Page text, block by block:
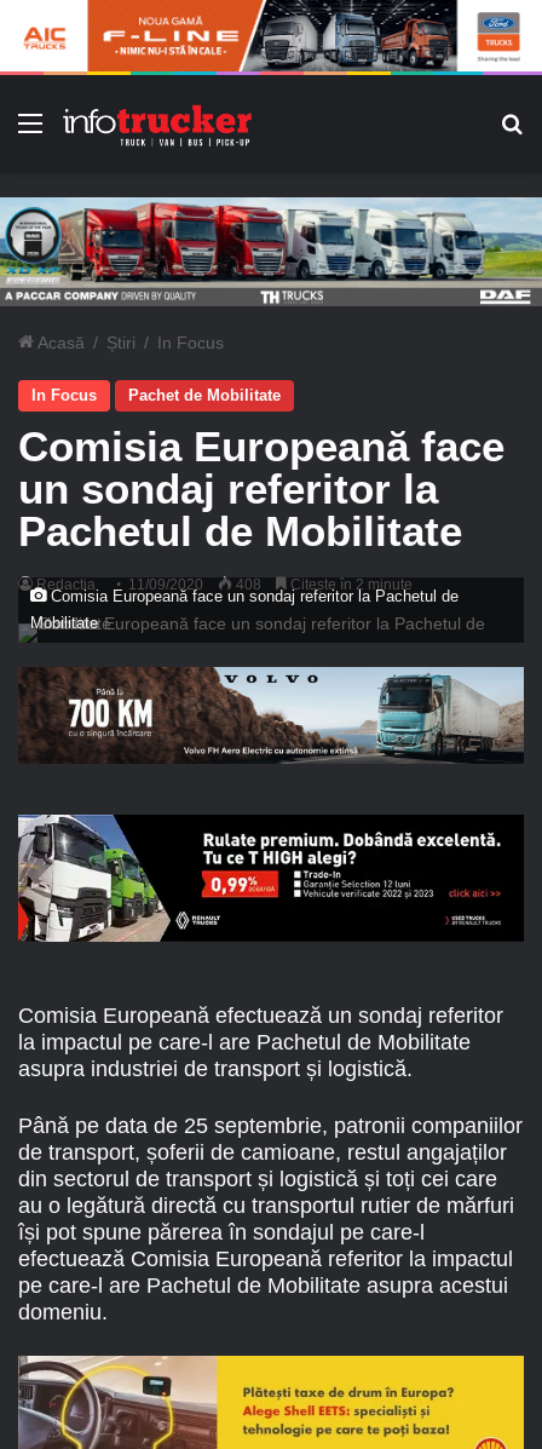
Meniu
Acasă / Știri / In Focus
In Focus Pachet de Mobilitate
Comisia Europeană face
un sondaj referitor la
Pachetul de Mobilitate
Redactia 11/09/2020 408 Citește în 2 minute
Comisia Europeană face un sondaj referitor la Pachetul de
Mobilitate
Comisia Europeană efectuează un sondaj referitor
la impactul pe care-l are Pachetul de Mobilitate
asupra industriei de transport și logistică.
Până pe data de 25 septembrie, patronii companiilor
de transport, șoferii de camioane, restul angajaților
din sectorul de transport și logistică și toți cei care
au o legătură directă cu transportul rutier de mărfuri
își pot spune părerea în sondajul pe care-l
efectuează Comisia Europeană referitor la impactul
pe care-l are Pachetul de Mobilitate asupra acestui
domeniu.